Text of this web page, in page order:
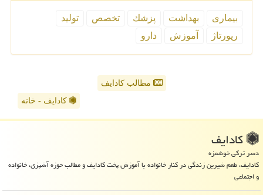
بیماری بهداشت پزشك تخصص
تولید
رپورتاژ
آموزش دارو
مطالب کادایف
کادایف - خانه
كادایف
دسر ترکی خوشمزه
کادایف، طعم شیرین زندگی در کنار خانواده با آموزش پخت کادایف و مطالب حوزه آشپزی، خانواده
و اجتماعی